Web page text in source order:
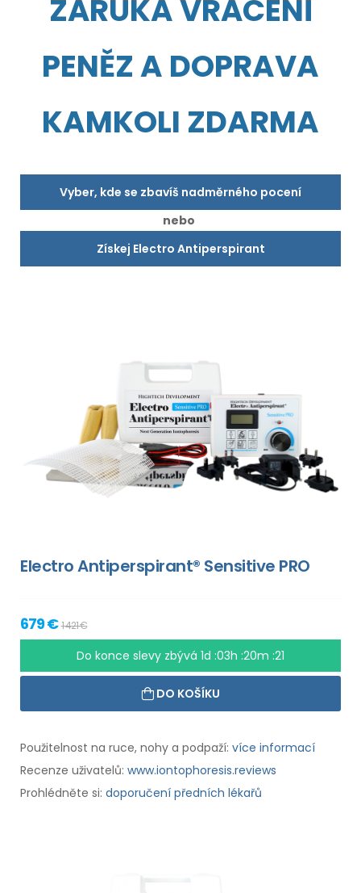
ZÁRUKA VRÁCENÍ
PENĚZ A DOPRAVA
KAMKOLI ZDARMA
Vyber, kde se zbavíš nadměrného pocení
nebo
Získej Electro Antiperspirant
Electro Antiperspirant® Sensitive PRO
679 €1 421 €
Do konce slevy zbývá 1d :03h :20m :20
DO KOŠÍKU
Použitelnost na ruce, nohy a podpaží: více informací
Recenze uživatelů: www.iontophoresis.reviews
Prohlédněte si: doporučení předních lékařů